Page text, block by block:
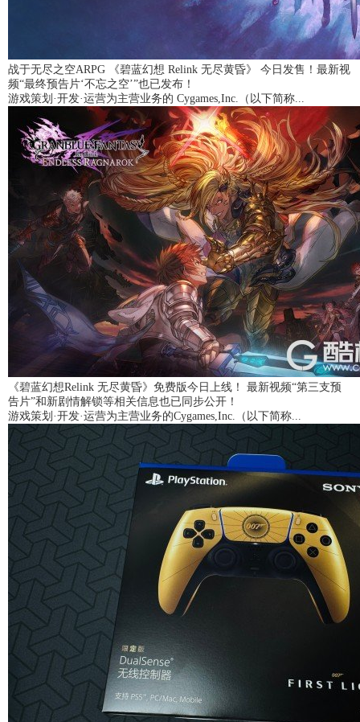
战于无尽之空ARPG 《碧蓝幻想 Relink 无尽黄昏》 今日发售！最新视
频“最终预告片‘不忘之空’”也已发布！
游戏策划·开发·运营为主营业务的 Cygames,Inc.（以下简称...
《碧蓝幻想Relink 无尽黄昏》免费版今日上线！ 最新视频“第三支预
告片”和新剧情解锁等相关信息也已同步公开！
游戏策划·开发·运营为主营业务的Cygames,Inc.（以下简称...